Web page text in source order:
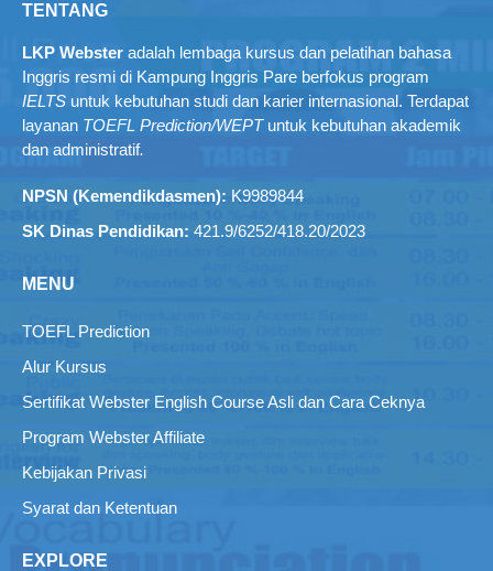
TENTANG
LKP Webster adalah lembaga kursus dan pelatihan bahasa
Inggris resmi di Kampung Inggris Pare berfokus program
IELTS untuk kebutuhan studi dan karier internasional. Terdapat
layanan TOEFL Prediction/WEPTuntuk kebutuhan akademik
dan administratif.
NPSN (Kemendikdasmen): K9989844
SK Dinas Pendidikan: 421.9/6252/418.20/2023
MENU
TOEFL Prediction
Alur Kursus
Sertifikat Webster English Course Asli dan Cara Ceknya
Program Webster Affiliate
Kebijakan Privasi
Syarat dan Ketentuan
EXPLORE